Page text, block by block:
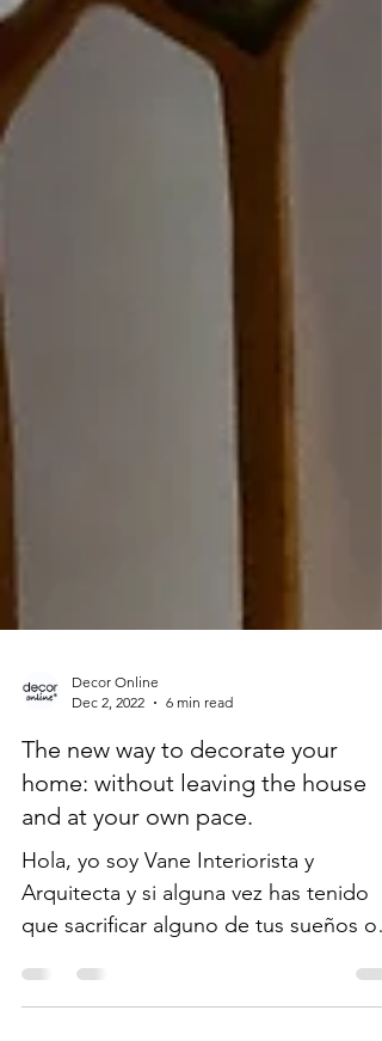
Dec 2, 2022
6 min read
The new way to decorate your
home: without leaving the house
and at your own pace.
Hola, yo soy Vane Interiorista y
Arquitecta y si alguna vez has tenido
que sacrificar alguno de tus sueños o
las cosas que quieres debido a